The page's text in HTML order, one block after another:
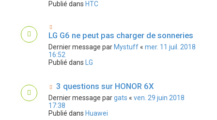
Publié dans HTC
LG G6 ne peut pas charger de sonneries
Dernier message parMystuff« mer. 11 juil. 2018
16:52
Publié dans LG
3 questions sur HONOR 6X
Dernier message pargats « ven. 29 juin 2018
17:38
Publié dans Huawei